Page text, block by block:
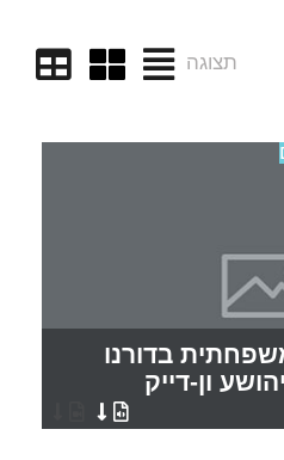
תצוגה
בדורנו
ון-דייק